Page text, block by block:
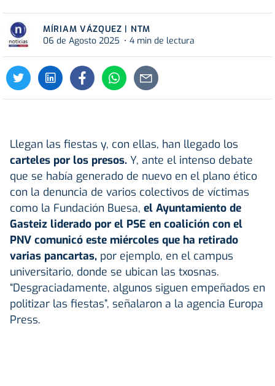
MÍRIAM VÁZQUEZ | NTM
06 de Agosto 2025
4 min de lectura
Llegan las fiestas y, con ellas, han llegado los
carteles por los presos. Y, ante el intenso debate
que se había generado de nuevo en el plano ético
con la denuncia de varios colectivos de víctimas
como la Fundación Buesa, el Ayuntamiento de
Gasteiz liderado por el PSE en coalición con el
PNV comunicó este miércoles que ha retirado
varias pancartas, por ejemplo, en el campus
universitario, donde se ubican las txosnas.
“Desgraciadamente, algunos siguen empeñados en
politizar las fiestas”, señalaron a la agencia Europa
Press.